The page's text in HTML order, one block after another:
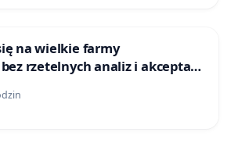
na wielkie farmy
rzetelnych analiz i akceptacji